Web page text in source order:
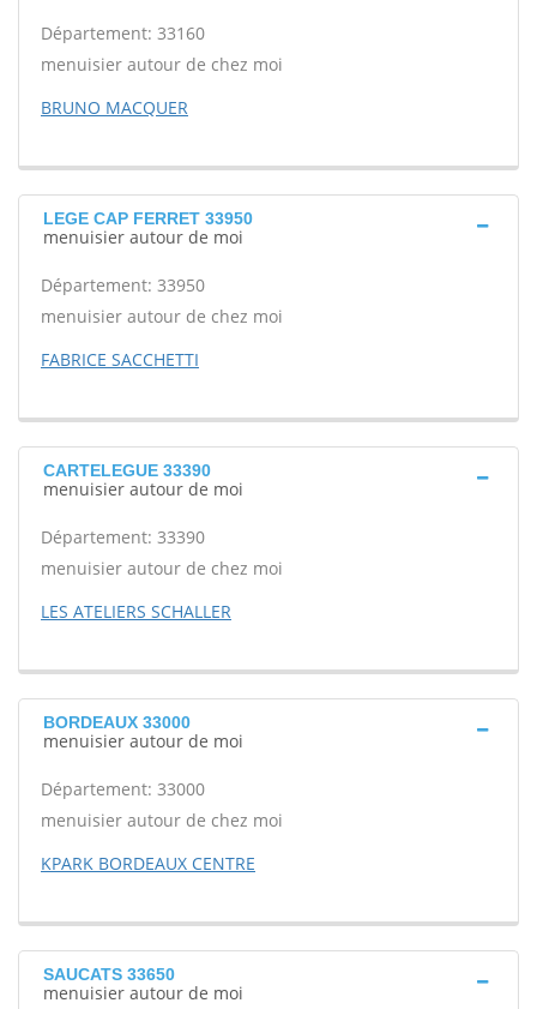
Département: 33160
menuisier autour de chez moi
BRUNO MACQUER
LEGE CAP FERRET 33950
menuisier autour de moi
Département: 33950
menuisier autour de chez moi
FABRICE SACCHETTI
CARTELEGUE 33390
menuisier autour de moi
Département: 33390
menuisier autour de chez moi
LES ATELIERS SCHALLER
BORDEAUX 33000
menuisier autour de moi
Département: 33000
menuisier autour de chez moi
KPARK BORDEAUX CENTRE
SAUCATS 33650
menuisier autour de moi